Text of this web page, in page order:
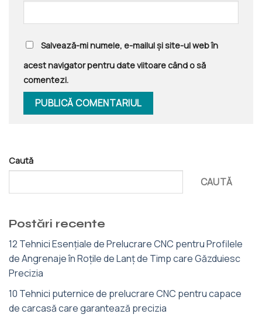
Salvează-mi numele, e-mailul și site-ul web în
acest navigator pentru date viitoare când o să
comentezi.
Caută
CAUTĂ
Postări recente
12 Tehnici Esențiale de Prelucrare CNC pentru Profilele
de Angrenaje în Roțile de Lanț de Timp care Găzduiesc
Precizia
10 Tehnici puternice de prelucrare CNC pentru capace
de carcasă care garantează precizia